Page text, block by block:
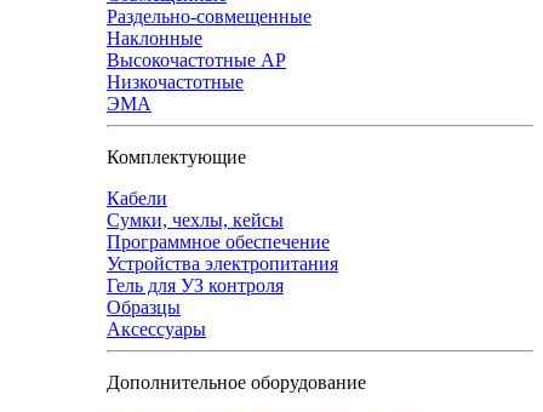
Раздельно-совмещенные
Наклонные
Высокочастотные АР
Низкочастотные
ЭМА
Комплектующие
Кабели
Сумки, чехлы, кейсы
Программное обеспечение
Устройства электропитания
Гель для УЗ контроля
Образцы
Аксессуары
Дополнительное оборудование